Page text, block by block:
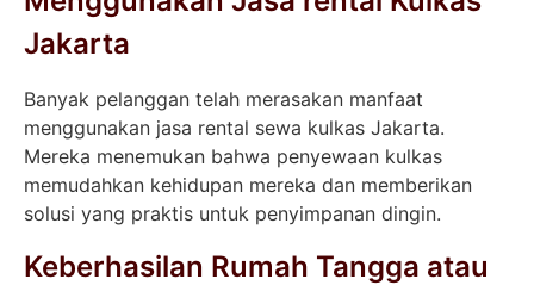
Jakarta
Banyak pelanggan telah merasakan manfaat
menggunakan jasa rental sewa kulkas Jakarta.
Mereka menemukan bahwa penyewaan kulkas
memudahkan kehidupan mereka dan memberikan
solusi yang praktis untuk penyimpanan dingin.
Keberhasilan Rumah Tangga atau